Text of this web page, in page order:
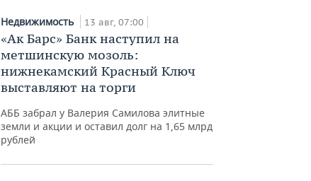
Недвижимость 13 авг, 07:00
«Ак Барс» Банк наступил на
метшинскую мозоль:
нижнекамский Красный Ключ
выставляют на торги
АББ забрал у Валерия Самилова элитные
земли и акции и оставил долг на 1,65 млрд
рублей